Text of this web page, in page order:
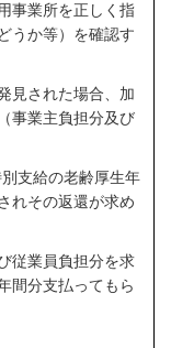
事業所を正しく指
うか等）を確認す
見された場合、加
事業主負担分及び
支給の老齢厚生年
れその返還が求め
従業員負担分を求
間分支払ってもら